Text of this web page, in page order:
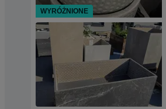
WYRÓŻNIONE